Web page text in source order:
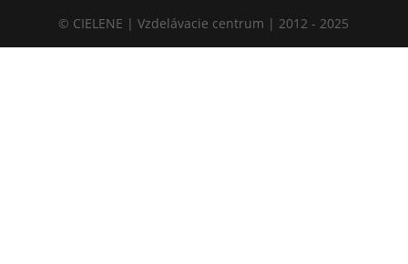
© CIELENE | Vzdelávacie centrum | 2012 - 2025